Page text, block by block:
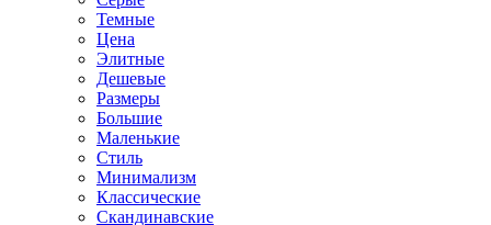
Темные
Цена
Элитные
Дешевые
Размеры
Большие
Маленькие
Стиль
Минимализм
Классические
Скандинавские